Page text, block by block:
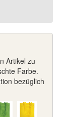
Artikel zu
Farbe.
bezüglich